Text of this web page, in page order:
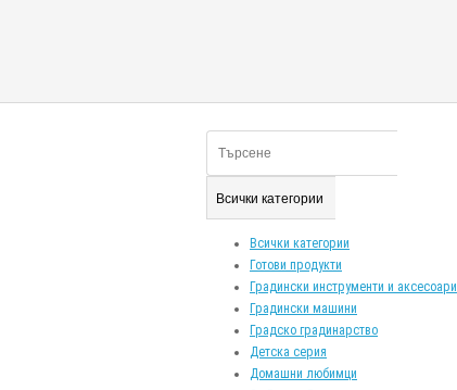
Всички категории
Всички категории
Готови продукти
Градински инструменти и аксесоари
Градински машини
Градско градинарство
Детска серия
Домашни любимци